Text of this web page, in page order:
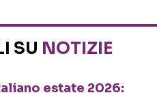
SU NOTIZIE
estate 2026: